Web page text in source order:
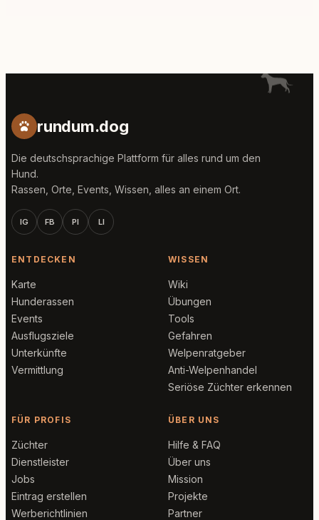
rundum.dog
Die deutschsprachige Plattform für alles rund um den
Hund.
Rassen, Orte, Events, Wissen, alles an einem Ort.
IG FB PI LI
ENTDECKEN
Karte
Hunderassen
Events
Ausflugsziele
Unterkünfte
Vermittlung
WISSEN
Wiki
Übungen
Tools
Gefahren
Welpenratgeber
Anti-Welpenhandel
Seriöse Züchter erkennen
FÜR PROFIS
Züchter
Dienstleister
Jobs
Eintrag erstellen
Werberichtlinien
ÜBER UNS
Hilfe & FAQ
Über uns
Mission
Projekte
Partner